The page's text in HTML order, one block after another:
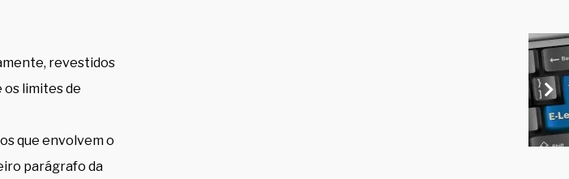
revestidos
limites de
que envolvem o
parágrafo da